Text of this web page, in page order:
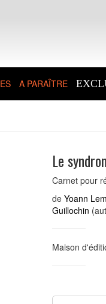
A PARAÎTRE
Le
Carnet pour
de Yoann
Guillochin
Maison